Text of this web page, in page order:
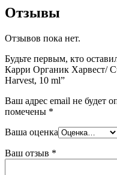
Отзывы
Отзывов пока нет.
Будьте первым, кто
Карри Органик Харвест/
Harvest, 10 ml”
Ваш адрес email не будет
помечены *
Ваша оценка
Ваш отзыв *